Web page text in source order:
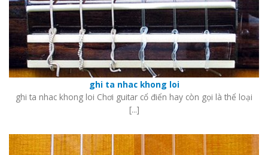
ghi ta nhac khong loi
ghi ta nhac khong loi Chơi guitar cổ điển hay còn gọi là thể loại
[...]